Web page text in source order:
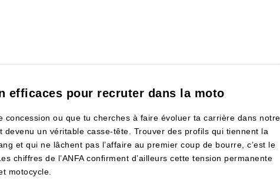
efficaces pour recruter dans la moto
concession ou que tu cherches à faire évoluer ta carrière dans notre
un véritable casse-tête. Trouver des profils qui tiennent la
et qui ne lâchent pas l’affaire au premier coup de bourre, c’est le
chiffres de l’ANFA confirment d’ailleurs cette tension permanente
motocycle.